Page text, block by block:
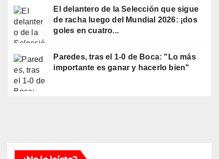
El delantero de la Selección que sigue
de racha luego del Mundial 2026: ¡dos
goles en cuatro...
Paredes, tras el 1-0 de Boca: "Lo más
importante es ganar y hacerlo bien"